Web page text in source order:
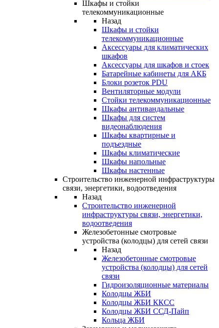
Шкафы и стойки
телекоммуникационные
Назад
Шкафы и стойки
телекоммуникационные
Аксессуары для климатических
шкафов
Аксессуары для шкафов и стоек
Батарейные кабинеты для АКБ
Блоки розеток PDU
Вентиляторные модули
Стойки телекоммуникационные
Шкафы антивандальные
Шкафы для систем
видеонаблюдения
Шкафы квартирные и
подъездные
Шкафы климатические
Шкафы напольные
Шкафы настенные
Строительство инженерной инфраструктуры
связи, энергетики, водоотведения
Назад
Строительство инженерной
инфраструктуры связи, энергетики,
водоотведения
Железобетонные смотровые
устройства (колодцы) для сетей связи
Назад
Железобетонные смотровые
устройства (колодцы) для сетей
связи
Гидроизоляционные материалы
Колодцы ЖБИ
Колодцы ЖБИ ККСС
Колодцы ЖБИ ССД-Пайп
Кольца ЖБИ